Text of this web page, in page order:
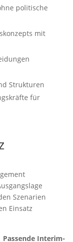
politische
mit
Strukturen
für
Szenarien
Einsatz
Passende Interim-